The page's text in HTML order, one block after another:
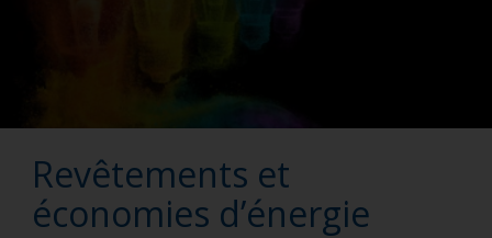
Revêtements et
économies d’énergie